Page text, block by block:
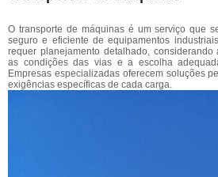
O transporte de máquinas é um serviço que
seguro e eficiente de equipamentos
requer planejamento detalhado,
as condições das vias e a escolha
Empresas especializadas oferecem soluções
exigências específicas de cada carga.